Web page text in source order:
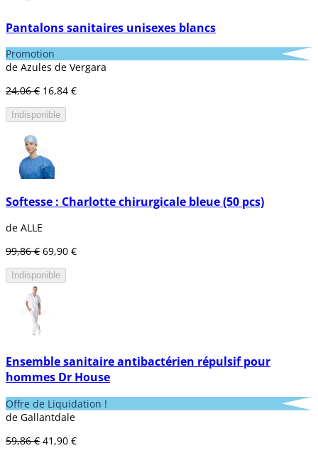
Pantalons sanitaires unisexes blancs
Promotion
de Azules de Vergara
24,06 € 16,84 €
Indisponible
Softesse : Charlotte chirurgicale bleue (50 pcs)
de ALLE
99,86 € 69,90 €
Indisponible
Ensemble sanitaire antibactérien répulsif pour
hommes Dr House
Offre de Liquidation !
de Gallantdale
59,86 € 41,90 €